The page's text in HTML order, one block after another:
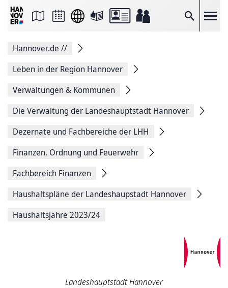
Suche
Seite
Facebook
teilen
Seitenlink
Seite
Hannover.de //
Leben in der Region Hannover
Verwaltungen & Kommunen
Die Verwaltung der Landeshauptstadt Hannover
Dezernate und Fachbereiche der LHH
Finanzen, Ordnung und Feuerwehr
Fachbereich Finanzen
Haushaltspläne der Landeshaupstadt Hannover
Haushaltsjahre 2023/24
Landeshauptstadt Hannover